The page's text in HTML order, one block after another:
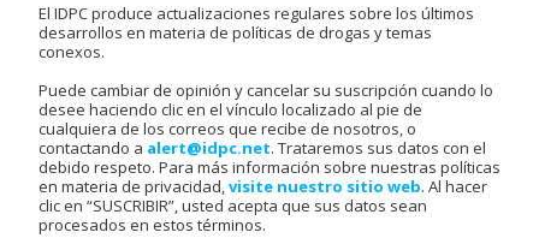
El IDPC produce actualizaciones regulares sobre los últimos
desarrollos en materia de políticas de drogas y temas
conexos.
Puede cambiar de opinión y cancelar su suscripción cuando lo
desee haciendo clic en el vínculo localizado al pie de
cualquiera de los correos que recibe de nosotros, o
contactando a alert@idpc.net. Trataremos sus datos con el
debido respeto. Para más información sobre nuestras políticas
en materia de privacidad,visite nuestro sitio web. Al hacer
clic en “SUSCRIBIR”, usted acepta que sus datos sean
procesados en estos términos.